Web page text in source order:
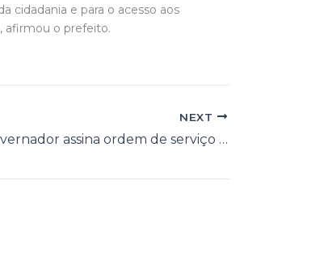
cidadania e para o acesso aos
afirmou o prefeito.
NEXT
Em Itapetinga, governador assina ordem de serviço para início de cinco novas grandes obras no município